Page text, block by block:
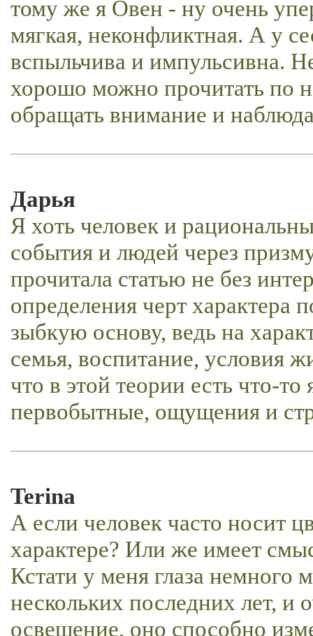
тому же я Овен - ну очень
мягкая, неконфликтная. А у
вспыльчива и импульсивна.
хорошо можно прочитать по
обращать внимание и
Дарья
Я хоть человек и
события и людей через
прочитала статью не без
определения черт характера
зыбкую основу, ведь на
семья, воспитание, условия
что в этой теории есть что-
первобытные, ощущения и
Terina
А если человек часто носит
характере? Или же имеет
Кстати у меня глаза немного
нескольких последних лет, и
освещение, оно способно